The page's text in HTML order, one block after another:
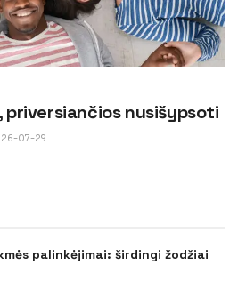
priversiančios nusišypsoti
07-29
palinkėjimai: širdingi žodžiai